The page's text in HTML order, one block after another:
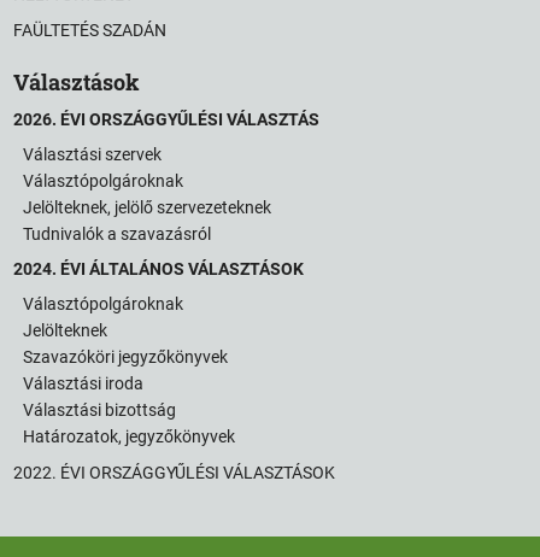
FAÜLTETÉS SZADÁN
Választások
2026. ÉVI ORSZÁGGYŰLÉSI VÁLASZTÁS
Választási szervek
Választópolgároknak
Jelölteknek, jelölő szervezeteknek
Tudnivalók a szavazásról
2024. ÉVI ÁLTALÁNOS VÁLASZTÁSOK
Választópolgároknak
Jelölteknek
Szavazóköri jegyzőkönyvek
Választási iroda
Választási bizottság
Határozatok, jegyzőkönyvek
2022. ÉVI ORSZÁGGYŰLÉSI VÁLASZTÁSOK